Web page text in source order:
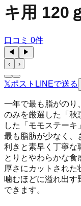
キ用 120
口コミ 0件
◀
▶
‹
›
𝕏ポスト LINEで送る
一年で最も脂がのり
のみを厳選した「秋
した「モモステー
最も脂肪が少なく、
利きと素早く丁寧な
とりとやわらかな食
厚さにカットされ
噛むほどに溢れ出す
できます。